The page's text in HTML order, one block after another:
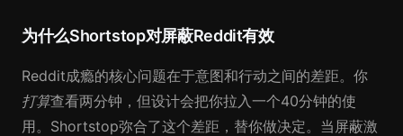
为什么Shortstop对屏蔽Reddit有效
Reddit成瘾的核心问题在于意图和行动之间的差距。你
打算查看两分钟，但设计会把你拉入一个40分钟的使
用。Shortstop弥合了这个差距，替你做决定。当屏蔽激